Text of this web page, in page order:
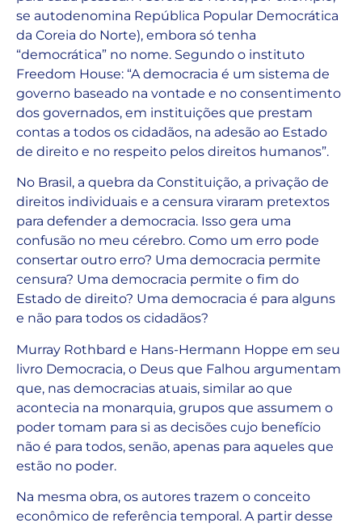
se autodenomina República Popular Democrática
da Coreia do Norte), embora só tenha
“democrática” no nome. Segundo o instituto
Freedom House: “A democracia é um sistema de
governo baseado na vontade e no consentimento
dos governados, em instituições que prestam
contas a todos os cidadãos, na adesão ao Estado
de direito e no respeito pelos direitos humanos”.
No Brasil, a quebra da Constituição, a privação de
direitos individuais e a censura viraram pretextos
para defender a democracia. Isso gera uma
confusão no meu cérebro. Como um erro pode
consertar outro erro? Uma democracia permite
censura? Uma democracia permite o fim do
Estado de direito? Uma democracia é para alguns
e não para todos os cidadãos?
Murray Rothbard e Hans-Hermann Hoppe em seu
livro Democracia, o Deus que Falhou argumentam
que, nas democracias atuais, similar ao que
acontecia na monarquia, grupos que assumem o
poder tomam para si as decisões cujo benefício
não é para todos, senão, apenas para aqueles que
estão no poder.
Na mesma obra, os autores trazem o conceito
econômico de referência temporal. A partir desse